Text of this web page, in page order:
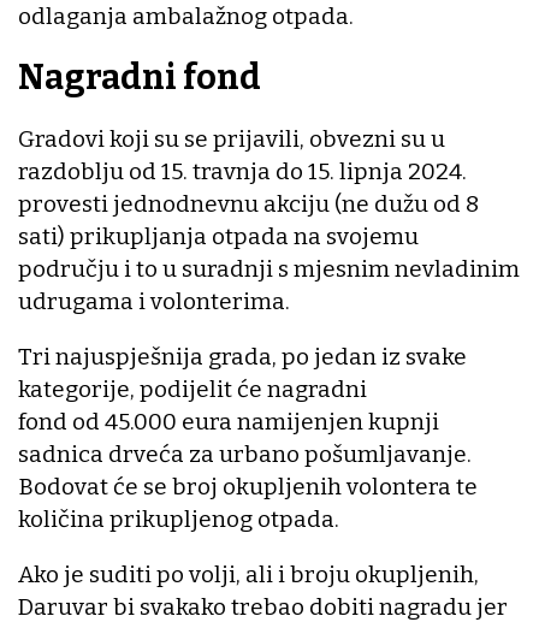
odlaganja ambalažnog otpada.
Nagradni fond
Gradovi koji su se prijavili, obvezni su u
razdoblju od 15. travnja do 15. lipnja 2024.
provesti jednodnevnu akciju (ne dužu od 8
sati) prikupljanja otpada na svojemu
području i to u suradnji s mjesnim nevladinim
udrugama i volonterima.
Tri najuspješnija grada, po jedan iz svake
kategorije, podijelit će nagradni
fond od 45.000 eura namijenjen kupnji
sadnica drveća za urbano pošumljavanje.
Bodovat će se broj okupljenih volontera te
količina prikupljenog otpada.
Ako je suditi po volji, ali i broju okupljenih,
Daruvar bi svakako trebao dobiti nagradu jer